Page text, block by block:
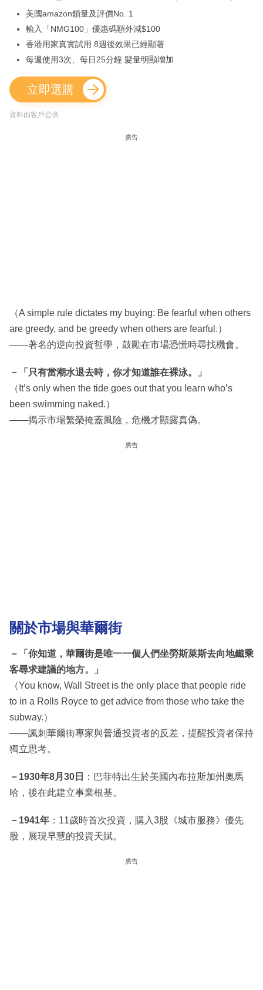
美國amazon鎖量及評價No. 1
輸入「NMG100」優惠碼額外減$100
香港用家真實試用 8週後效果已經顯著
每週使用3次、每日25分鐘 髮量明顯增加
立即選購
資料由客戶提供
廣告
（A simple rule dictates my buying: Be fearful when others
are greedy, and be greedy when others are fearful.）
——著名的逆向投資哲學，鼓勵在市場恐慌時尋找機會。
－「只有當潮水退去時，你才知道誰在裸泳。」
（It’s only when the tide goes out that you learn who’s
been swimming naked.）
——揭示市場繁榮掩蓋風險，危機才顯露真偽。
廣告
關於市場與華爾街
－「你知道，華爾街是唯一一個人們坐勞斯萊斯去向地鐵乘
客尋求建議的地方。」
（You know, Wall Street is the only place that people ride
to in a Rolls Royce to get advice from those who take the
subway.）
——諷刺華爾街專家與普通投資者的反差，提醒投資者保持
獨立思考。
－1930年8月30日
：巴菲特出生於美國內布拉斯加州奧馬
哈，後在此建立事業根基。
－1941年 ：11歲時首次投資，購入3股《城市服務》優先
股，展現早慧的投資天賦。
廣告